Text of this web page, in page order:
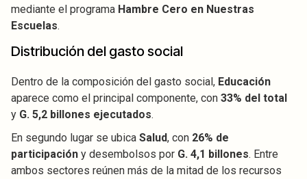
mediante el programa Hambre Cero en Nuestras
Escuelas.
Distribución del gasto social
Dentro de la composición del gasto social, Educación
aparece como el principal componente, con 33% del total
y G. 5,2 billones ejecutados.
En segundo lugar se ubica Salud, con 26% de
participación y desembolsos por G. 4,1 billones. Entre
ambos sectores reúnen más de la mitad de los recursos